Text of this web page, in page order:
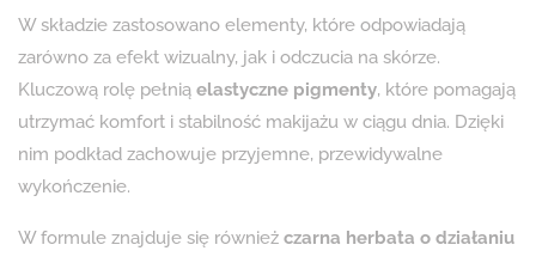
W składzie zastosowano elementy, które odpowiadają
zarówno za efekt wizualny, jak i odczucia na skórze.
Kluczową rolę pełnią elastyczne pigmenty, które pomagają
utrzymać komfort i stabilność makijażu w ciągu dnia. Dzięki
nim podkład zachowuje przyjemne, przewidywalne
wykończenie.
W formule znajduje się również czarna herbata o działaniu